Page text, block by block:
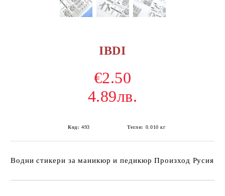
IBDI
€2.50
4.89лв.
Код: 493 Тегло: 0.010 кг
Водни стикери за маникюр и педикюр Произход Русия